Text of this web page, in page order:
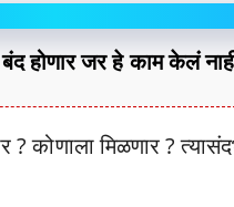
होणार जर हे काम केलं
कोणाला मिळणार ?